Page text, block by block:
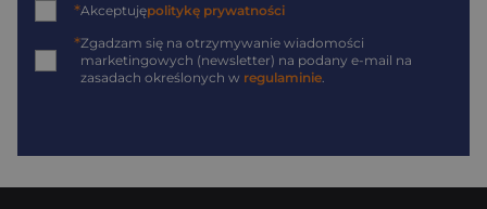
*Akceptujępolitykę prywatności
*Zgadzam się na otrzymywanie wiadomości
marketingowych (newsletter) na podany e-mail na
zasadach określonych w regulaminie.